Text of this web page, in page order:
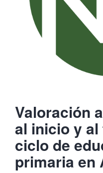
Valoración
al inicio y
ciclo de
primaria en